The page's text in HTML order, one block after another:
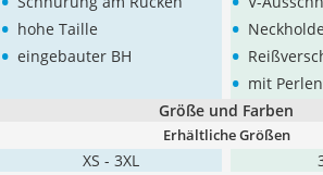
• hohe Taille
• eingebauter BH
•
•
• mit
Größe und Farben
Erhältliche Größen
XS - 3XL